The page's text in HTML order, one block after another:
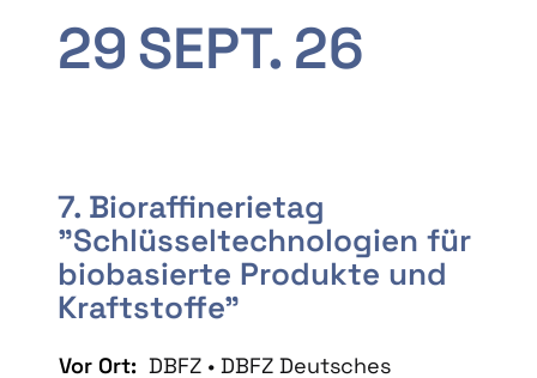
29SEPT. 26
7. Bioraffinerietag
"Schlüsseltechnologien für
biobasierte Produkte und
Kraftstoffe"
Vor Ort: DBFZ • DBFZ Deutsches